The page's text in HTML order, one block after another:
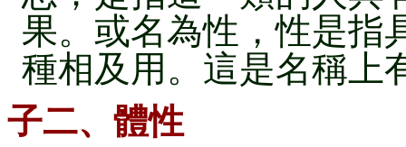
果。或名為性，性是指
種相及用。這是名稱上
子二、體性